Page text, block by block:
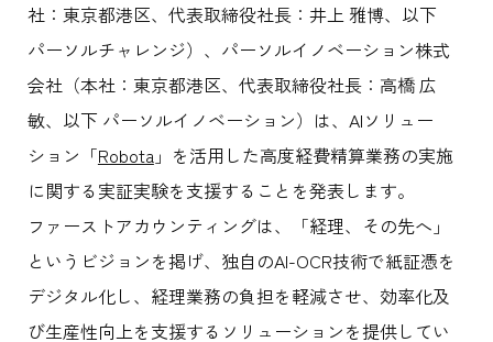
社：東京都港区、代表取締役社長：井上 雅博、以下
パーソルチャレンジ）、パーソルイノベーション株式
会社（本社：東京都港区、代表取締役社長：高橋 広
敏、以下 パーソルイノベーション）は、AIソリュー
ション「Robota」を活用した高度経費精算業務の実施
に関する実証実験を支援することを発表します。
ファーストアカウンティングは、「経理、その先へ」
というビジョンを掲げ、独自のAI-OCR技術で紙証憑を
デジタル化し、経理業務の負担を軽減させ、効率化及
び生産性向上を支援するソリューションを提供してい